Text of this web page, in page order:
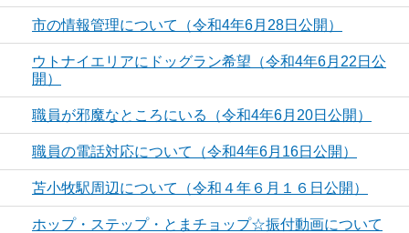
市の情報管理について（令和4年6月28日公開）
ウトナイエリアにドッグラン希望（令和4年6月22日公
開）
職員が邪魔なところにいる（令和4年6月20日公開）
職員の電話対応について（令和4年6月16日公開）
苫小牧駅周辺について（令和４年６月１６日公開）
ホップ・ステップ・とまチョップ☆振付動画について